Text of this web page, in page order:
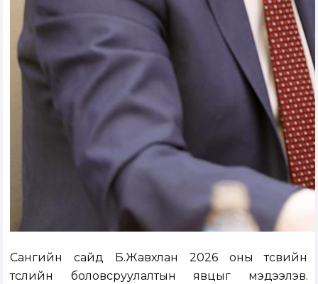
Сангийн сайд Б.Жавхлан 2026 оны төсвийн
төслийн боловсруулалтын явцыг мэдээлэв.